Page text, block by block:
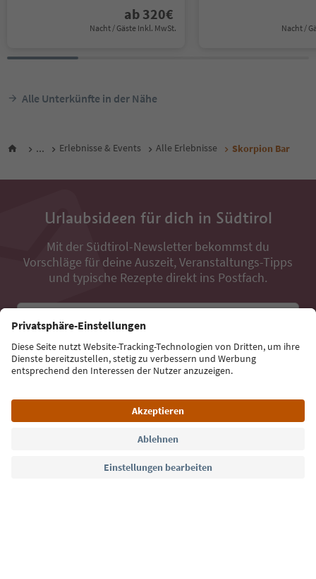
ab 320€
Nacht / Gäste Inkl. MwSt. Nacht /
Alle Unterkünfte in der Nähe
... Erlebnisse & Events Alle Erlebnisse Skorpion Bar
Urlaubsideen für dich in Südtirol
Mit der Südtirol-Newsletter bekommst du
Vorschläge für deine Auszeit, Veranstaltungs-Tipps
und typische Rezepte direkt ins Postfach.
E-Mail Adresse
Jetzt anmelden